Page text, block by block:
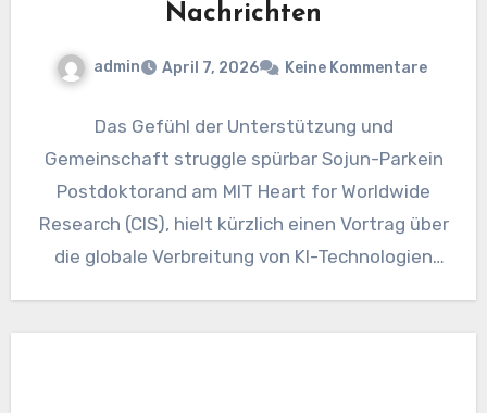
Nachrichten
admin April 7, 2026 Keine Kommentare
Das Gefühl der Unterstützung und
Gemeinschaft struggle spürbar Sojun-Parkein
Postdoktorand am MIT Heart for Worldwide
Research (CIS), hielt kürzlich einen Vortrag über
die globale Verbreitung von KI-Technologien